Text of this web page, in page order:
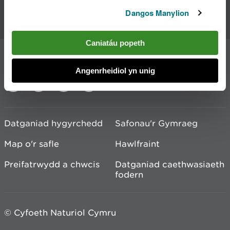
Dangos Manylion
Caniatáu popeth
Angenrheidiol yn unig
Cysylltu â ni
Ymuno â'r sgwrs
Datganiad hygyrchedd
Safonau'r Gymraeg
Map o'r safle
Hawlfraint
Preifatrwydd a chwcis
Datganiad caethwasiaeth
fodern
© Cyfoeth Naturiol Cymru